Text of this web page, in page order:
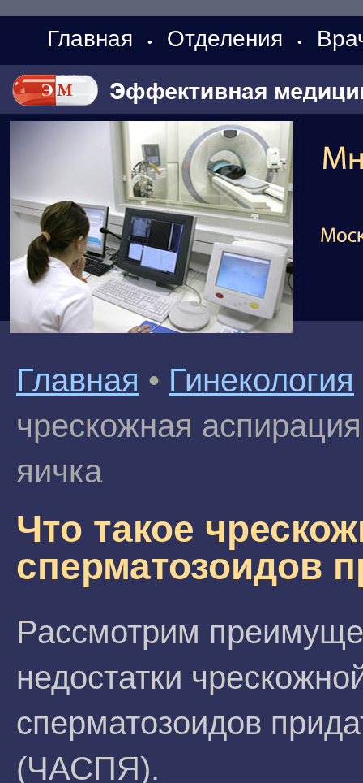
Главная • Отделения •
Главная • Гинекология
чрескожная
яичка
Что такое
сперматозоидов
Рассмотрим
недостатки
сперматозоидов
(ЧАСПЯ).